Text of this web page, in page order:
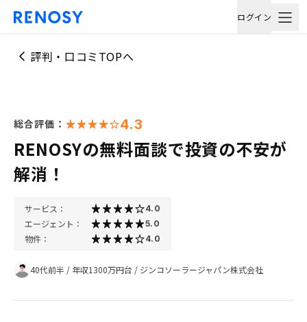
ログイン
評判・口コミTOPへ
総合評価： 4.3
RENOSYの無料面談で投資の不安が
解消！
サービス： 4.0
エージェント： 5.0
物件： 4.0
40代前半 / 年収1300万円台 / ジンコソーラージャパン株式会社